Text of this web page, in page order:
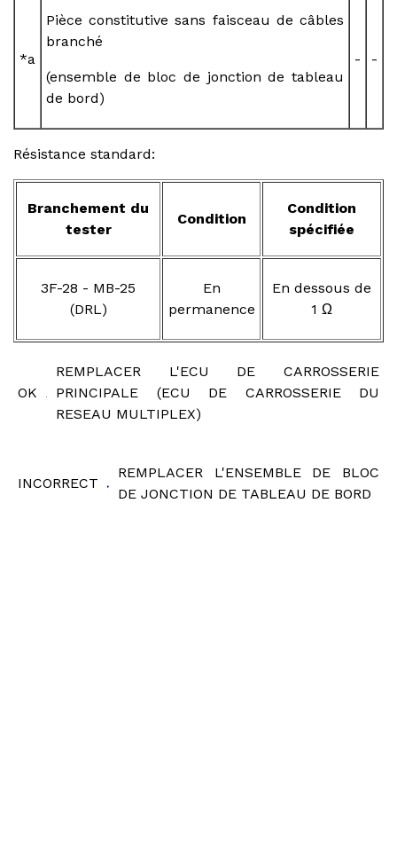
*a
Pièce constitutive sans faisceau de câbles
branché
(ensemble de bloc de jonction de tableau
de bord)
- -
Résistance standard:
Branchement du
tester
Condition
Condition
spécifiée
3F-28 - MB-25
(DRL)
En
permanence
En dessous de
1 Ω
OK
REMPLACER L'ECU DE CARROSSERIE
PRINCIPALE (ECU DE CARROSSERIE DU
RESEAU MULTIPLEX)
INCORRECT
REMPLACER L'ENSEMBLE DE BLOC
DE JONCTION DE TABLEAU DE BORD